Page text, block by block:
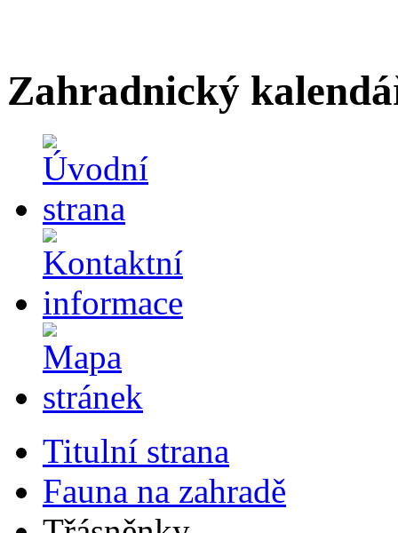
Zahradnický
Titulní strana
Fauna na zahradě